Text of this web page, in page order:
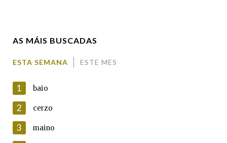
En cumprimento da normativa vixente en materia de
AS MÁIS BUSCADAS
ESTA SEMANA ESTE MES
1 baio
2 cerzo
3 maino